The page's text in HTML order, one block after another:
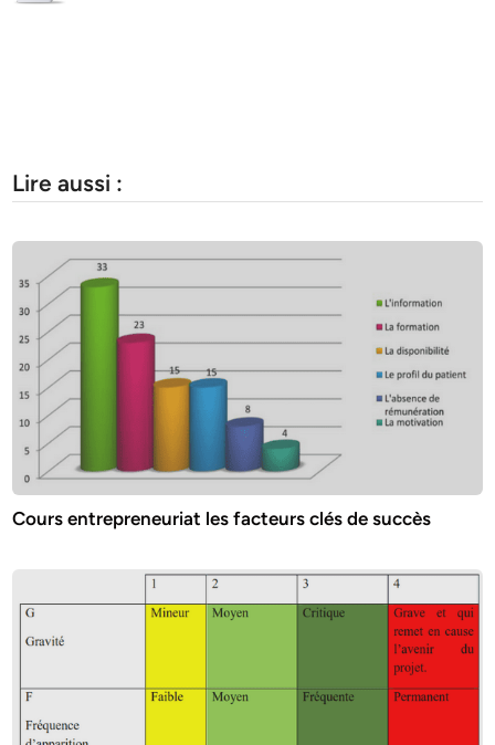
Lire aussi :
Cours entrepreneuriat les facteurs clés de succès